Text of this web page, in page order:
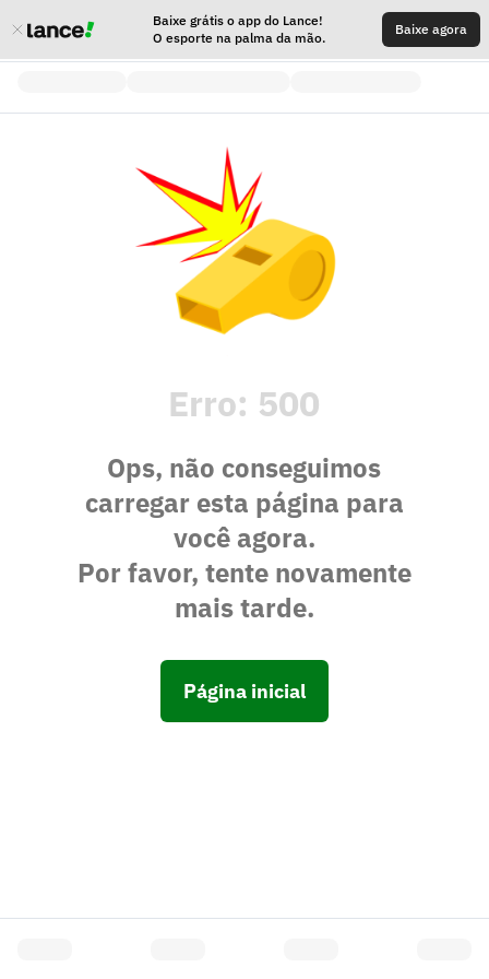
Baixe grátis o app do Lance!
O esporte na palma da mão.
Baixe agora
Erro: 500
Ops, não conseguimos
carregar esta página para
você agora.
Por favor, tente novamente
mais tarde.
Página inicial